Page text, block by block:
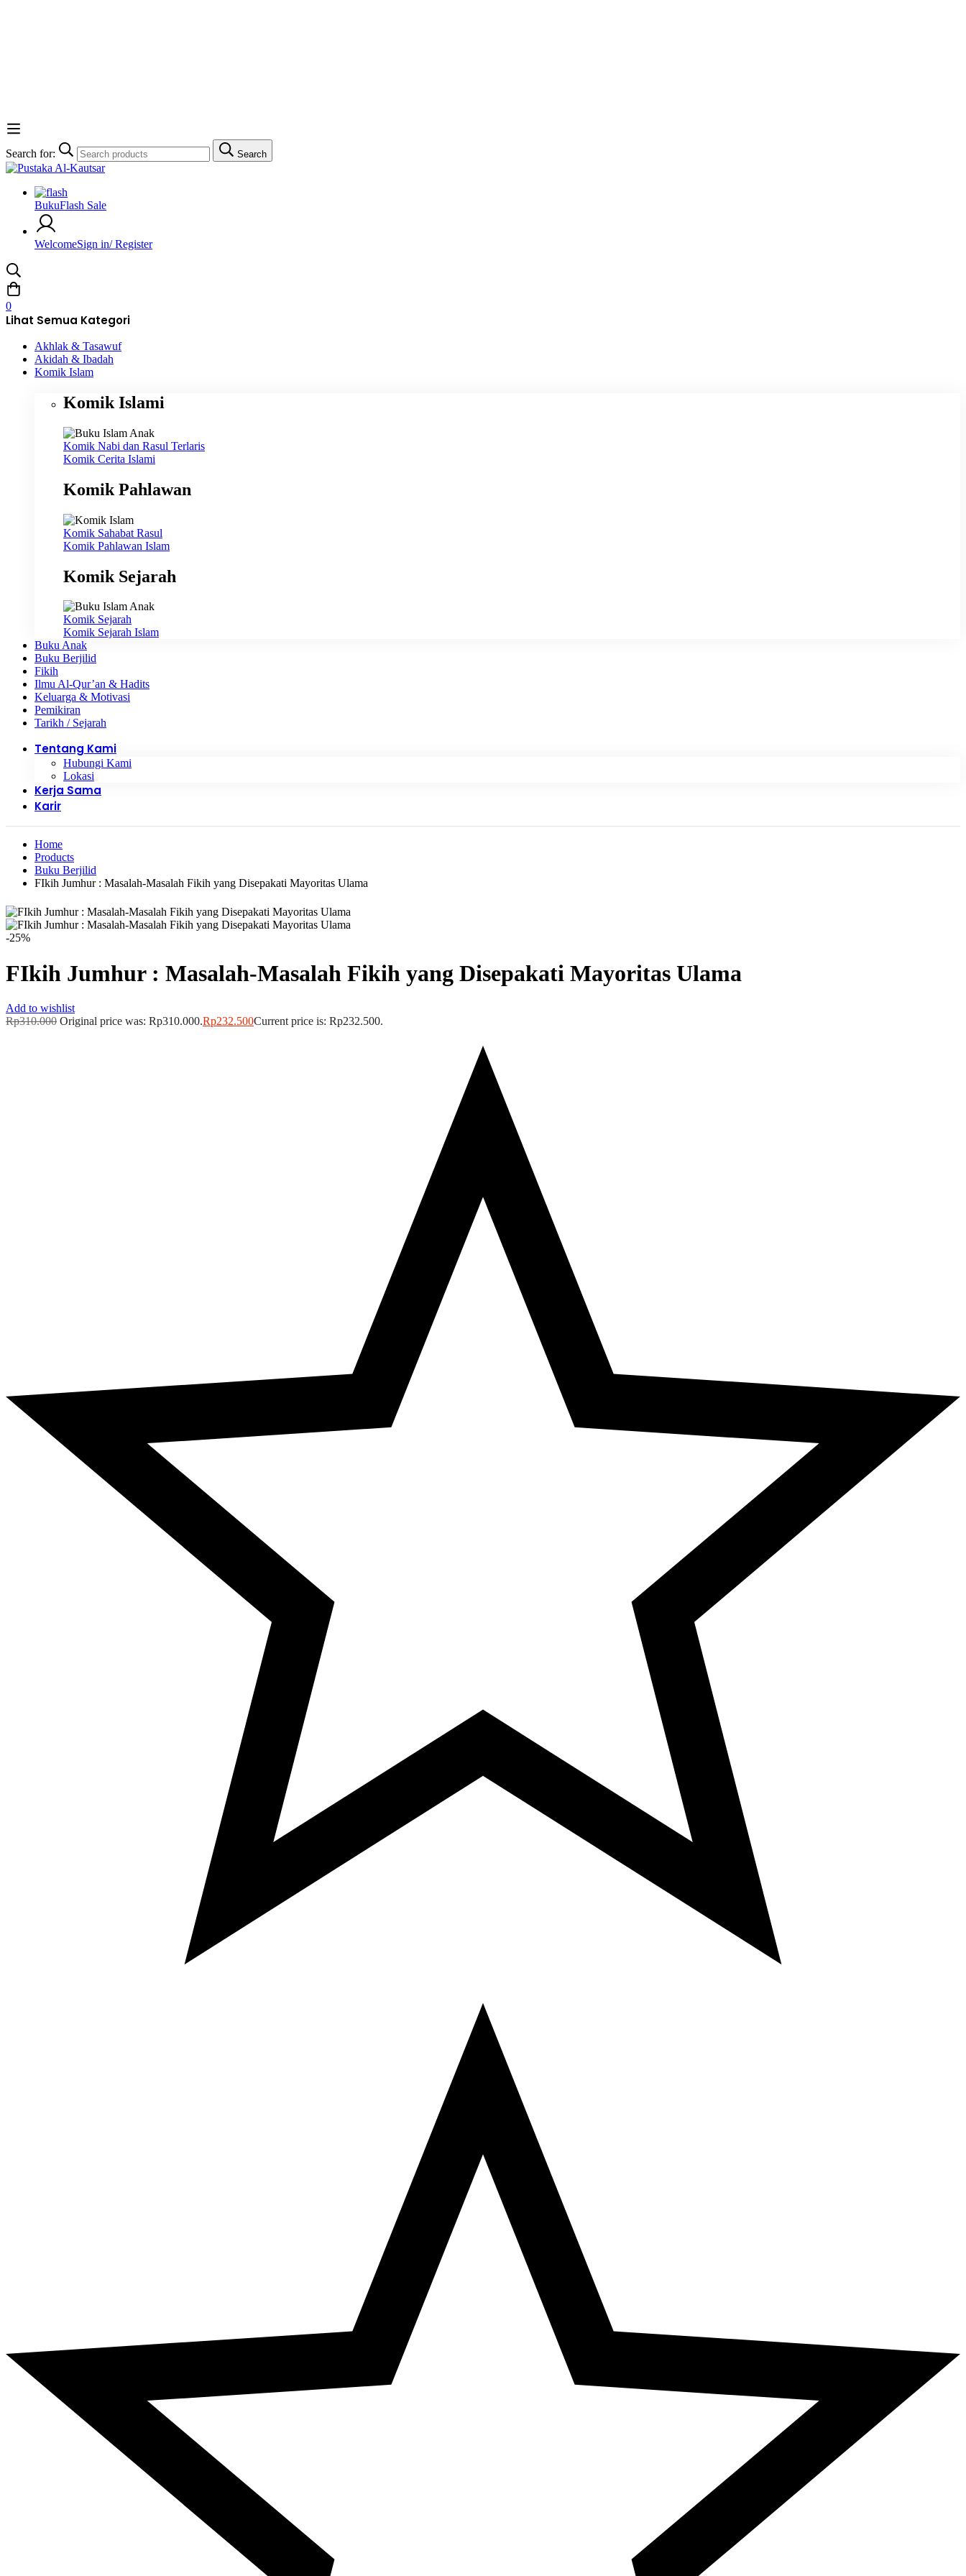
Search for: Search
BukuFlash Sale
WelcomeSign in/ Register
0
Lihat Semua Kategori
Akhlak & Tasawuf
Akidah & Ibadah
Komik Islam
Komik Islami
Komik Nabi dan Rasul Terlaris
Komik Cerita Islami
Komik Pahlawan
Komik Sahabat Rasul
Komik Pahlawan Islam
Komik Sejarah
Komik Sejarah
Komik Sejarah Islam
Buku Anak
Buku Berjilid
Fikih
Ilmu Al-Qur’an & Hadits
Keluarga & Motivasi
Pemikiran
Tarikh / Sejarah
Tentang Kami
Hubungi Kami
Lokasi
Kerja Sama
Karir
Home
Products
Buku Berjilid
FIkih Jumhur : Masalah-Masalah Fikih yang Disepakati Mayoritas Ulama
-25%
FIkih Jumhur : Masalah-Masalah Fikih yang Disepakati Mayoritas Ulama
Add to wishlist
Rp310.000 Original price was: Rp310.000.Rp232.500Current price is: Rp232.500.